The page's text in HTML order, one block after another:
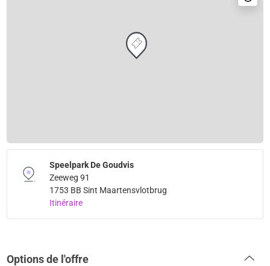
Speelpark De Goudvis
Zeeweg 91
1753 BB Sint Maartensvlotbrug
Itinéraire
Options de l'offre